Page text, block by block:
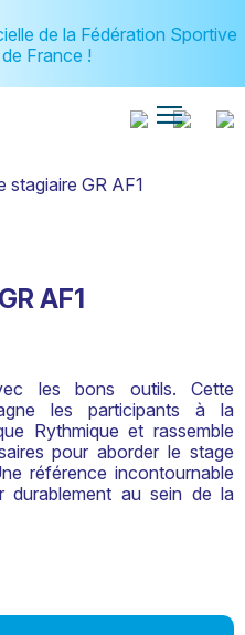
de la Fédération Sportive
France !
stagiaire GR AF1
AF1
les bons outils. Cette
les participants à la
Rythmique et rassemble
pour aborder le stage
référence incontournable
durablement au sein de la